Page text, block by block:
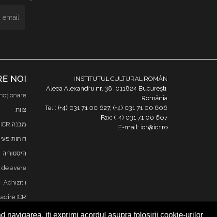
navigarea, iți exprimi acordul asupra folosirii cookie-urilor.
INSTITUTUL CULTURAL ROMÂN
Aleea Alexandru nr. 38, 011824 București,
România
Tel.: (+4) 031 71 00 627, (+4) 031 71 00 606
Fax: (+4) 031 71 00 607
E-mail: icr@icr.ro
NOI
צוות
מבנה ICR
דוחות
היסטוריה
avere
Achizitii
ICR
ליצירת